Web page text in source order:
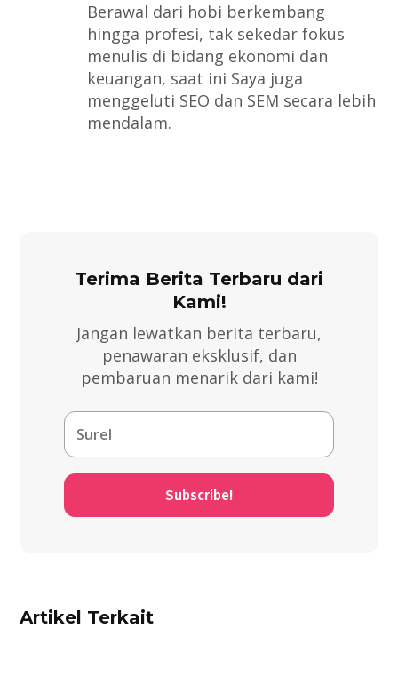
Berawal dari hobi berkembang
hingga profesi, tak sekedar fokus
menulis di bidang ekonomi dan
keuangan, saat ini Saya juga
menggeluti SEO dan SEM secara lebih
mendalam.
Terima Berita Terbaru dari
Kami!
Jangan lewatkan berita terbaru,
penawaran eksklusif, dan
pembaruan menarik dari kami!
Subscribe!
Artikel Terkait